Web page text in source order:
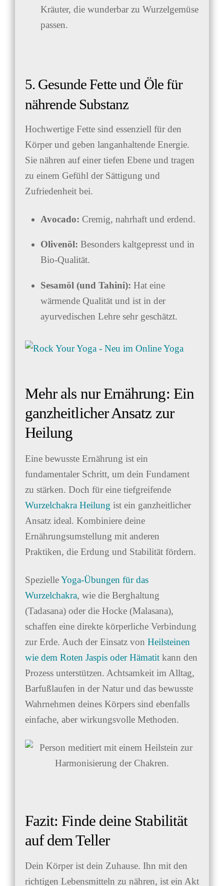
Kräuter, die wunderbar zu Wurzelgemüse
passen.
5. Gesunde Fette und Öle für
nährende Substanz
Hochwertige Fette sind essenziell für den
Körper und geben langanhaltende Energie.
Sie nähren auf einer tiefen Ebene und tragen
zu einem Gefühl der Sättigung und
Zufriedenheit bei.
Avocado: Cremig, nahrhaft und erdend.
Olivenöl: Besonders kaltgepresst und in
Bio-Qualität.
Sesamöl (und Tahini): Hat eine
wärmende Qualität und ist in der
ayurvedischen Lehre sehr geschätzt.
Mehr als nur Ernährung: Ein
ganzheitlicher Ansatz zur
Heilung
Eine bewusste Ernährung ist ein
fundamentaler Schritt, um dein Fundament
zu stärken. Doch für eine tiefgreifende
Wurzelchakra Heilung ist ein ganzheitlicher
Ansatz ideal. Kombiniere deine
Ernährungsumstellung mit anderen
Praktiken, die Erdung und Stabilität fördern.
SpezielleYoga-Übungen für das
Wurzelchakra, wie die Berghaltung
(Tadasana) oder die Hocke (Malasana),
schaffen eine direkte körperliche Verbindung
zur Erde. Auch der Einsatz von Heilsteinen
wie dem Roten Jaspis oder Hämatitkann den
Prozess unterstützen. Achtsamkeit im Alltag,
Barfußlaufen in der Natur und das bewusste
Wahrnehmen deines Körpers sind ebenfalls
einfache, aber wirkungsvolle Methoden.
Fazit: Finde deine Stabilität
auf dem Teller
Dein Körper ist dein Zuhause. Ihn mit den
richtigen Lebensmitteln zu nähren, ist ein Akt